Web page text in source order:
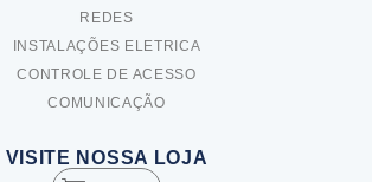
REDES
INSTALAÇÕES ELETRICA
CONTROLE DE ACESSO
COMUNICAÇÃO
VISITE NOSSA LOJA